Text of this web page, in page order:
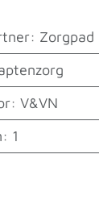
: Zorgpad
: V&VN
: 1